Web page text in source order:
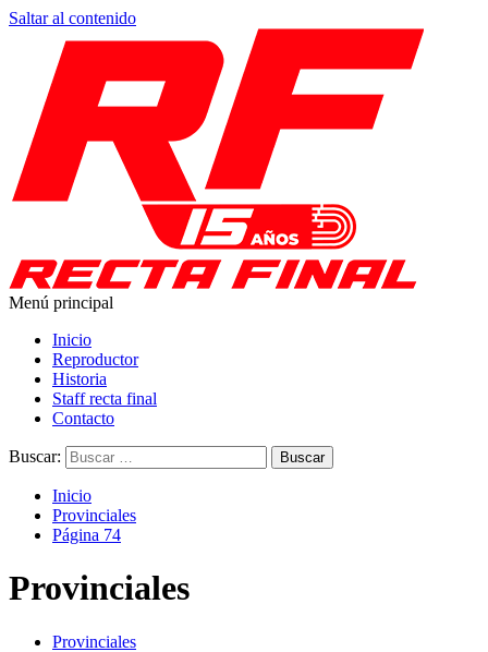
Saltar al contenido
Menú principal
Inicio
Reproductor
Historia
Staff recta final
Contacto
Buscar:
Inicio
Provinciales
Página 74
Provinciales
Provinciales